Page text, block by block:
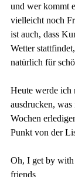
und wer kommt
vielleicht noch
ist auch, dass
Wetter
natürlich für
Heute werde ich
ausdrucken,
Wochen
Punkt von der
Oh, I get by
friends